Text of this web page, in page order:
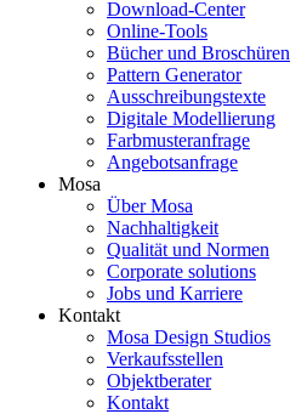
Download-Center
Online-Tools
Bücher und Broschüren
Pattern Generator
Ausschreibungstexte
Digitale Modellierung
Farbmusteranfrage
Angebotsanfrage
Mosa
Über Mosa
Nachhaltigkeit
Qualität und Normen
Corporate solutions
Jobs und Karriere
Kontakt
Mosa Design Studios
Verkaufsstellen
Objektberater
Kontakt